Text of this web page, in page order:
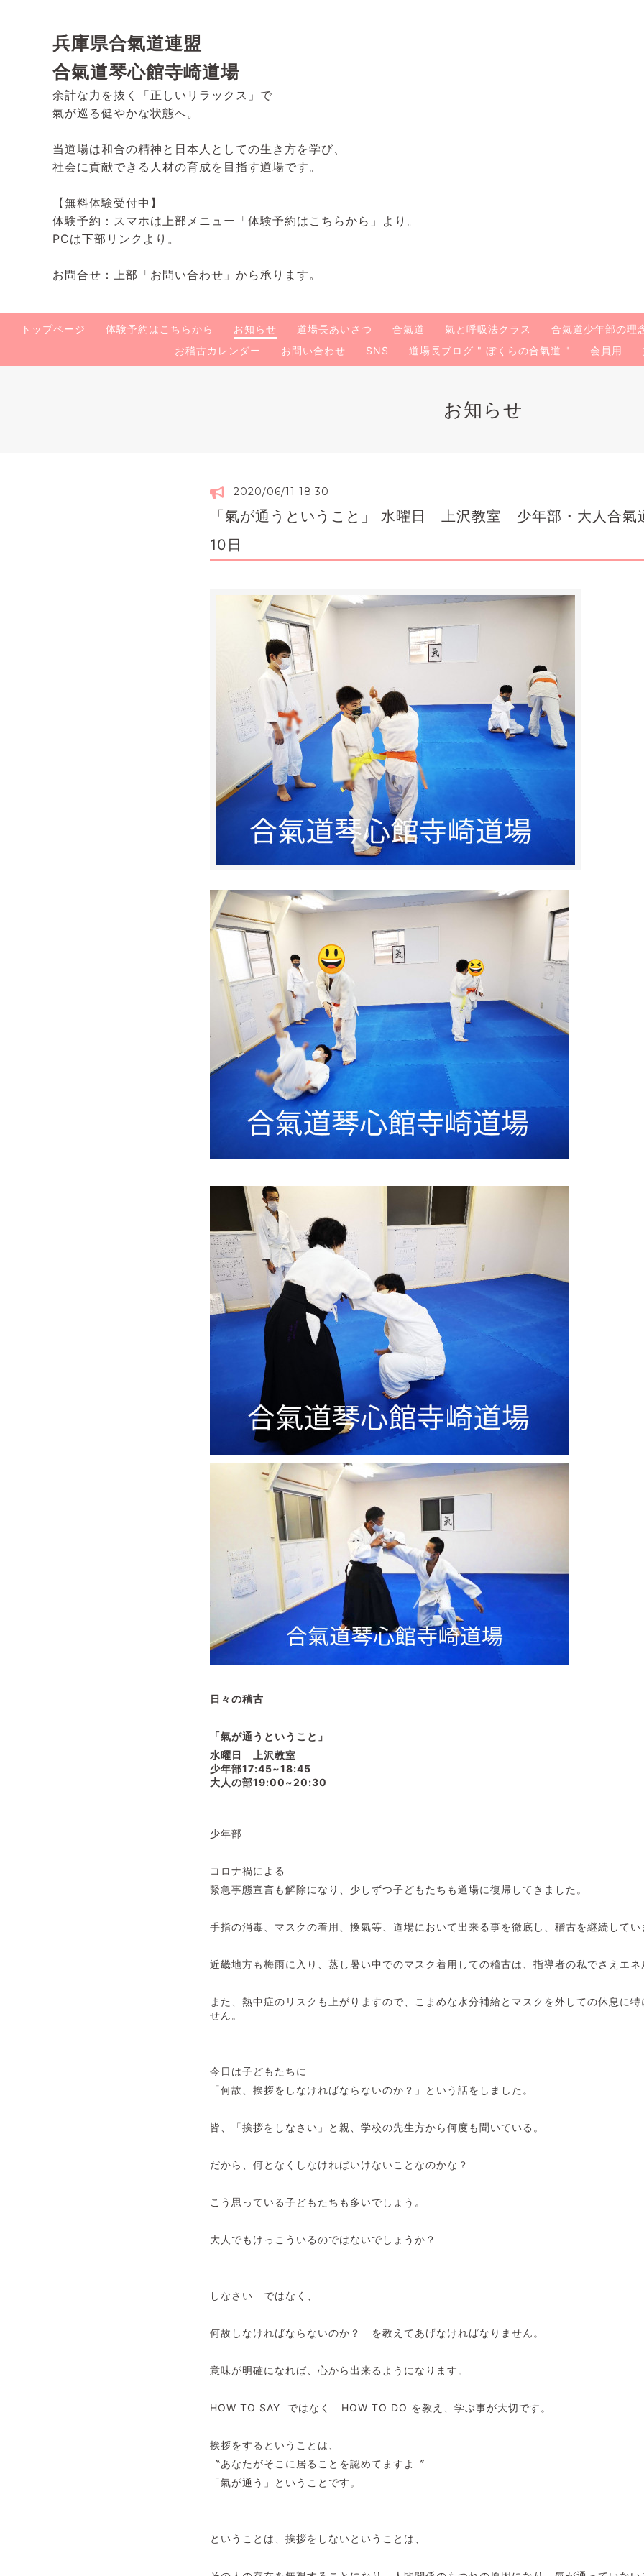
兵庫県合氣道連盟
合氣道琴心館寺崎道場
余計な力を抜く「正しいリラックス」で
氣が巡る健やかな状態へ。
当道場は和合の精神と日本人としての生き方を学び、
社会に貢献できる人材の育成を目指す道場です。
【無料体験受付中】
体験予約：スマホは上部メニュー「体験予約はこちらから」より。
PCは下部リンクより。
お問合せ：上部「お問い合わせ」から承ります。
トップページ 体験予約はこちらから お知らせ 道場長あいさつ 合氣道 氣と呼吸法クラス
合氣道少年部の理
お稽古カレンダー
お問い合わせ SNS 道場長ブログ " ぼくらの合氣道 " 会員用
お知らせ
2020/06/11 18:30
「氣が通うということ」 水曜日 上沢教室 少年部・大人合
10日
日々の稽古
「氣が通うということ」
水曜日 上沢教室
少年部17:45~18:45
大人の部19:00~20:30
少年部
コロナ禍による
緊急事態宣言も解除になり、少しずつ子どもたちも道場に復帰してきました。
手指の消毒、マスクの着用、換氣等、道場において出来る事を徹底し、稽古を継続してい
近畿地方も梅雨に入り、蒸し暑い中でのマスク着用しての稽古は、指導者の私でさえエ
また、熱中症のリスクも上がりますので、こまめな水分補給とマスクを外しての休息に
せん。
今日は子どもたちに
「何故、挨拶をしなければならないのか？」という話をしました。
皆、「挨拶をしなさい」と親、学校の先生方から何度も聞いている。
だから、何となくしなければいけないことなのかな？
こう思っている子どもたちも多いでしょう。
大人でもけっこういるのではないでしょうか？
しなさい ではなく、
何故しなければならないのか？ を教えてあげなければなりません。
意味が明確になれば、心から出来るようになります。
HOW TO SAY ではなく HOW TO DO を教え、学ぶ事が大切です。
挨拶をするということは、
〝あなたがそこに居ることを認めてますよ〞
「氣が通う」ということです。
ということは、挨拶をしないということは、